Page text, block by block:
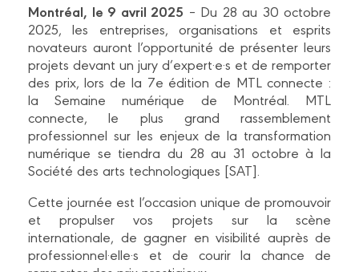
Montréal, le 9 avril 2025 – Du 28 au 30 octobre
2025, les entreprises, organisations et esprits
novateurs auront l’opportunité de présenter leurs
projets devant un jury d’expert·e·s et de remporter
des prix, lors de la 7e édition de MTL connecte :
la Semaine numérique de Montréal. MTL
connecte, le plus grand rassemblement
professionnel sur les enjeux de la transformation
numérique se tiendra du 28 au 31 octobre à la
Société des arts technologiques [SAT].
Cette journée est l’occasion unique de promouvoir
et propulser vos projets sur la scène
internationale, de gagner en visibilité auprès de
professionnel·elle·s et de courir la chance de